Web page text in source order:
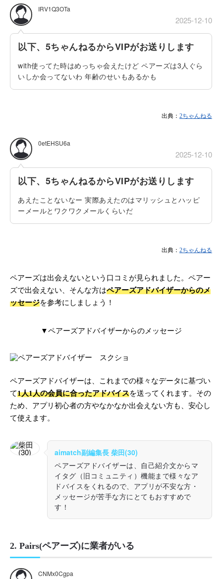
IRV1Q3OTa
2025-12-10
以下、5ちゃんねるからVIPがお送りします
with使ってた時はめっちゃ会えたけど ペアーズは3人ぐら
いしか会ってないわ 年齢のせいもあるかも
出典： 2ちゃんねる
0etEHSU6a
2025-12-10
以下、5ちゃんねるからVIPがお送りします
あえたことないなー 実際あえたのはマリッシュとハッピ
ーメールとワクワクメールくらいだ
出典： 2ちゃんねる
ペアーズは出会えないという口コミが見られました。ペアー
ズで出会えない、そんな方はペアーズアドバイザーからのメ
ッセージを参考にしましょう！
▼ペアーズアドバイザーからのメッセージ
ペアーズアドバイザーは、これまでの様々なデータに基づい
て1人1人の会員に合ったアドバイスを送ってくれます。その
ため、アプリ初心者の方やなかなか出会えない方も、安心し
て使えます。
aimatch副編集長 柴田(30)
ペアーズアドバイザーは、自己紹介文からマ
イタグ（旧コミュニティ）機能まで様々なア
ドバイスをくれるので、アプリが不安な方・
メッセージが苦手な方にとてもおすすめで
す！
2. Pairs(ペアーズ)に業者がいる
CNMx0Cgpa